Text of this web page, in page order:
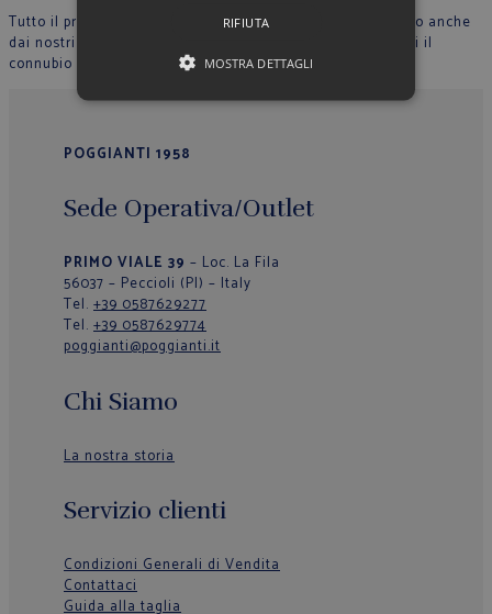
Tutto il processo di lavorazione sartoriale è supervisionato anche
dai nostri collaboratori, in modo che ogni capo rappresenti il
connubio perfetto tra qualità, originalità ed eleganza.
POGGIANTI 1958
Sede Operativa/Outlet
PRIMO VIALE 39 – Loc. La Fila
56037 – Peccioli (PI) – Italy
Tel. +39 0587629277
Tel. +39 0587629774
poggianti@poggianti.it
Chi Siamo
La nostra storia
Servizio clienti
Condizioni Generali di Vendita
Contattaci
Guida alla taglia
RIFIUTA
MOSTRA DETTAGLI